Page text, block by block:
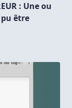
: Une ou
pu être